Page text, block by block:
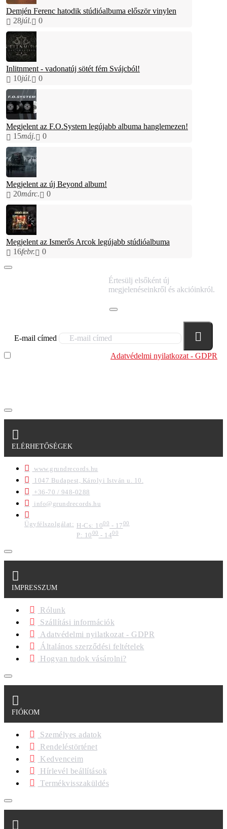
Demjén Ferenc hatodik stúdióalbuma először vinylen
28júl. 0
Inlitnment - vadonatúj sötét fém Svájcból!
10júl. 0
Megjelent az F.O.System legújabb albuma hanglemezen!
15máj. 0
Megjelent az új Beyond album!
20márc. 0
Megjelent az Ismerős Arcok legújabb stúdióalbuma
16febr. 0
Értesülj elsőként új
megjelenéseinkről és akcióinkról.
E-mail címed
Adatvédelmi nyilatkozat - GDPR
ELÉRHETŐSÉGEK
www.grundrecords.hu
1047 Budapest, Károlyi István u. 10.
+36-70 / 948-0288
info@grundrecords.hu
Ügyfélszolgálat: H-Cs: 1000 - 1700
P: 1000- 1400
IMPRESSZUM
Rólunk
Szállítási információk
Adatvédelmi nyilatkozat - GDPR
Általános szerződési feltételek
Hogyan tudok vásárolni?
FIÓKOM
Személyes adatok
Rendeléstörténet
Kedvenceim
Hírlevél beállítások
Termékvisszaküldés